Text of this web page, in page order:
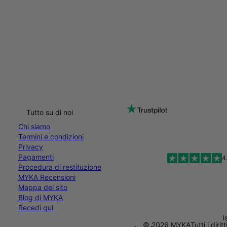
Tutto su di noi
Chi siamo
Termini e condizioni
Privacy
Pagamenti
Procedura di restituzione
MYKA Recensioni
Mappa del sito
Blog di MYKA
Recedi qui
© 2026 MYKATutti i